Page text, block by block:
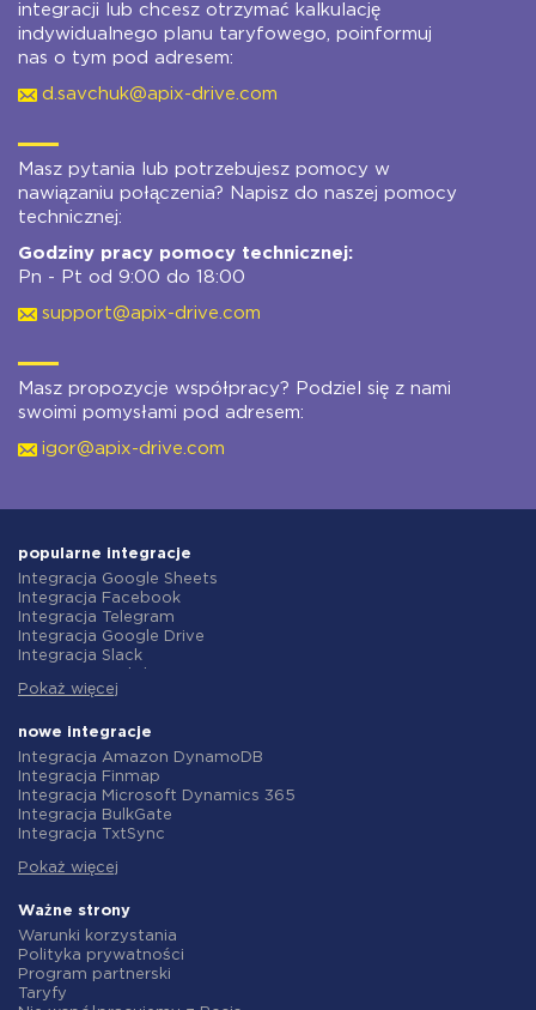
integracji lub chcesz otrzymać kalkulację
indywidualnego planu taryfowego, poinformuj
nas o tym pod adresem:
d.savchuk@apix-drive.com
Masz pytania lub potrzebujesz pomocy w
nawiązaniu połączenia? Napisz do naszej pomocy
technicznej:
Godziny pracy pomocy technicznej:
Pn - Pt od 9:00 do 18:00
support@apix-drive.com
Masz propozycje współpracy? Podziel się z nami
swoimi pomysłami pod adresem:
igor@apix-drive.com
popularne integracje
Integracja Google Sheets
Integracja Facebook
Integracja Telegram
Integracja Google Drive
Integracja Slack
Integracja Gmail
Integracja ClickUp
Integracja Airtable
Integracja Google Contacts
Integracja OpenAI (ChatGPT)
Integracja Instagram
Integracja ActiveCampaign
Integracja Salesforce CRM
Integracja Notion
Integracja AWeber
Integracja Asana
Integracja ZOHO CRM
Integracja Webhooks
Pokaż więcej
nowe integracje
Integracja Amazon DynamoDB
Integracja Finmap
Integracja Microsoft Dynamics 365
Integracja BulkGate
Integracja TxtSync
Integracja Corezoid
Integracja Instasent
Integracja AtomPark
Integracja TXTImpact
Integracja Campaign Monitor
Integracja CM.com
Integracja D7 Networks
Pokaż więcej
Ważne strony
Warunki korzystania
Polityka prywatności
Program partnerski
Taryfy